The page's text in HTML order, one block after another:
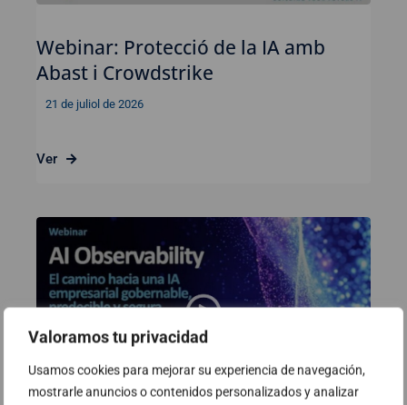
Valoramos tu privacidad
Usamos cookies para mejorar su experiencia de navegación,
mostrarle anuncios o contenidos personalizados y analizar
Webinar: Protecció de la IA amb
Abast i Crowdstrike
21 de juliol de 2026
Ver